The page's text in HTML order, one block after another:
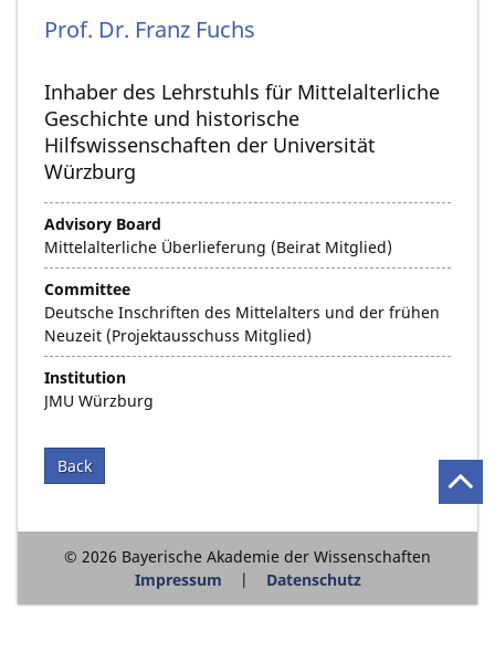
Prof. Dr. Franz Fuchs
Inhaber des Lehrstuhls für Mittelalterliche
Geschichte und historische
Hilfswissenschaften der Universität
Würzburg
Advisory Board
Mittelalterliche Überlieferung (Beirat Mitglied)
Committee
Deutsche Inschriften des Mittelalters und der frühen
Neuzeit (Projektausschuss Mitglied)
Institution
JMU Würzburg
Back
© 2026 Bayerische Akademie der Wissenschaften
Impressum
Datenschutz